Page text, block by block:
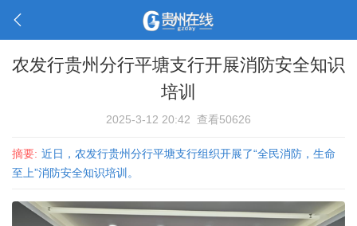
农发行贵州分行平塘支行开展消防安全知识
培训
2025-3-12 20:42 查看50626
摘要: 近日，农发行贵州分行平塘支行组织开展了“全民消防，生命
至上”消防安全知识培训。